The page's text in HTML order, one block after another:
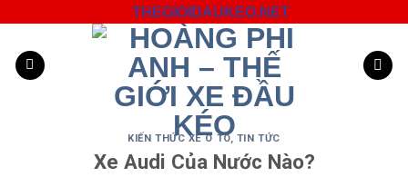
content
THEGIOIDAUKEO.NET
KIẾN THỨC XE Ô TÔ, TIN TỨC
Xe Audi Của Nước Nào?